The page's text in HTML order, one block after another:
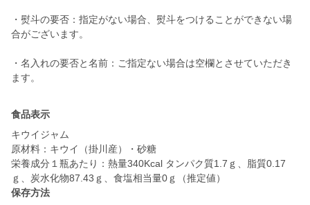
・熨斗の要否：指定がない場合、熨斗をつけることができない場
合がございます。
・名入れの要否と名前：ご指定ない場合は空欄とさせていただき
ます。
食品表示
キウイジャム
原材料：キウイ（掛川産）・砂糖
栄養成分１瓶あたり：熱量340Kcal タンパク質1.7ｇ、脂質0.17
ｇ、炭水化物87.43ｇ、食塩相当量0ｇ（推定値）
保存方法